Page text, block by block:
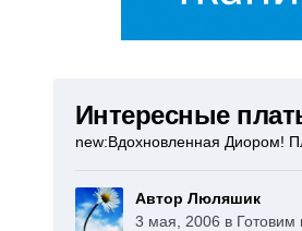
Интересные
new:Вдохновленная Диором!
Автор Люляшик
3 мая, 2006 в Готовим